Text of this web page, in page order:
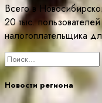
Всего в
20 тыс.
налогоплательщика
Найти:
Новости региона